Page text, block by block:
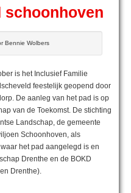
schoonhoven
Bennie Wolbers
is het Inclusief Familie
feestelijk geopend door
De aanleg van het pad is op
van de Toekomst. De stichting
Landschap, de gemeente
Schoonhoven, als
het pad aangelegd is en
Drenthe en de BOKD
Drenthe).